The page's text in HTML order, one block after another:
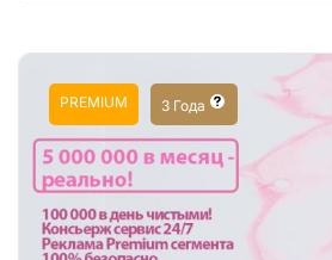
PREMIUM 3 Года